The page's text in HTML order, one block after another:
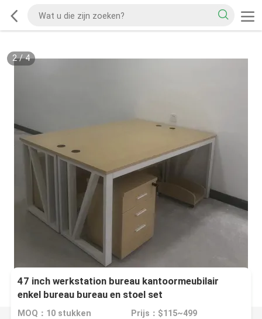
2/4
47 inch werkstation bureau kantoormeubilair
enkel bureau bureau en stoel set
MOQ：10 stukken Prijs：$115~499